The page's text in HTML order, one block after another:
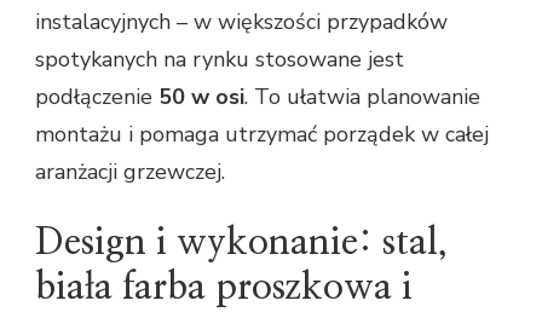
instalacyjnych – w większości przypadków
spotykanych na rynku stosowane jest
podłączenie 50 w osi. To ułatwia planowanie
montażu i pomaga utrzymać porządek w całej
aranżacji grzewczej.
Design i wykonanie: stal,
biała farba proszkowa i